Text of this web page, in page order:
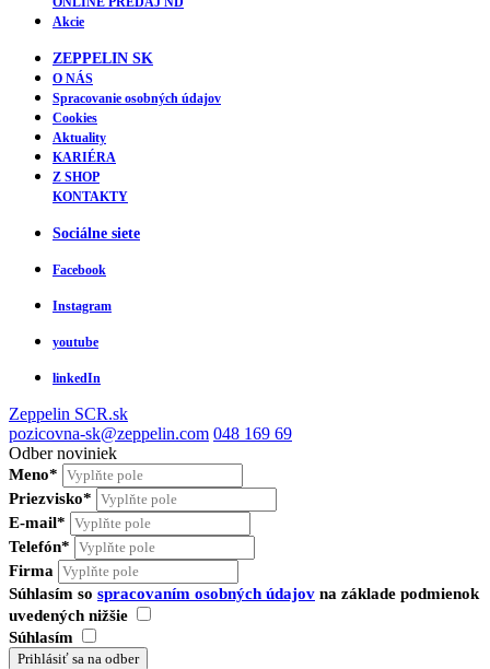
Akcie
ZEPPELIN SK
O NÁS
Spracovanie osobných údajov
Cookies
Aktuality
KARIÉRA
Z SHOP
KONTAKTY
Sociálne siete
Facebook
Instagram
youtube
linkedIn
Zeppelin SCR.sk
pozicovna-sk@zeppelin.com 048 169 69
Odber noviniek
Meno*
Priezvisko*
E-mail*
Telefón*
Firma
Súhlasím so spracovaním osobných údajov na základe podmienok
uvedených nižšie
Súhlasím